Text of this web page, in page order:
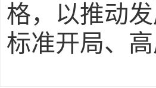
格，以推动
标准开局、